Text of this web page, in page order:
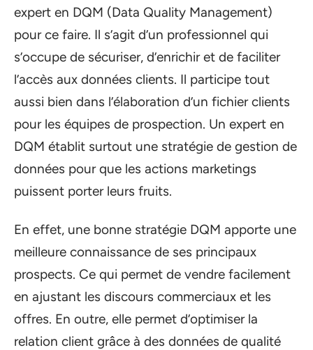
expert en DQM (Data Quality Management)
pour ce faire. Il s’agit d’un professionnel qui
s’occupe de sécuriser, d’enrichir et de faciliter
l’accès aux données clients. Il participe tout
aussi bien dans l’élaboration d’un fichier clients
pour les équipes de prospection. Un expert en
DQM établit surtout une stratégie de gestion de
données pour que les actions marketings
puissent porter leurs fruits.
En effet, une bonne stratégie DQM apporte une
meilleure connaissance de ses principaux
prospects. Ce qui permet de vendre facilement
en ajustant les discours commerciaux et les
offres. En outre, elle permet d’optimiser la
relation client grâce à des données de qualité